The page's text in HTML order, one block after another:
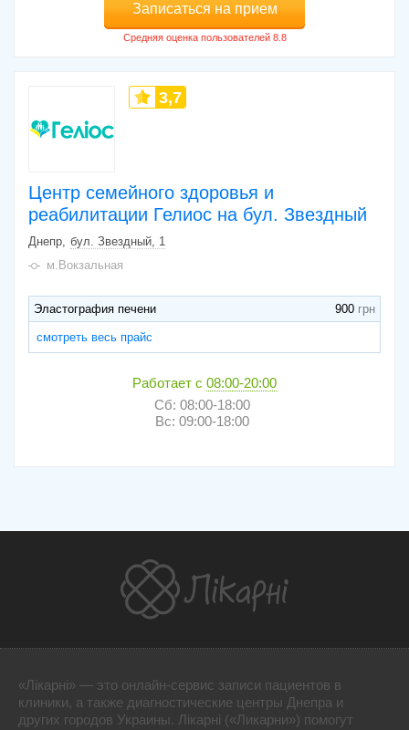
Записаться на прием
Центр семейного здоровья и
реабилитации Гелиос на бул. Звездный
3,7
Днепр бул. Звездный, 1
м.Вокзальная
Эластография печени 900
смотреть весь прайс
Работает с 08:00-20:00
Сб: 08:00-18:00
Вс: 09:00-18:00
«Лікарні» — это онлайн-сервис записи пациентов в
клиники, а также диагностические центры Днепра и
других городов Украины. Лікарні («Ликарни») помогут